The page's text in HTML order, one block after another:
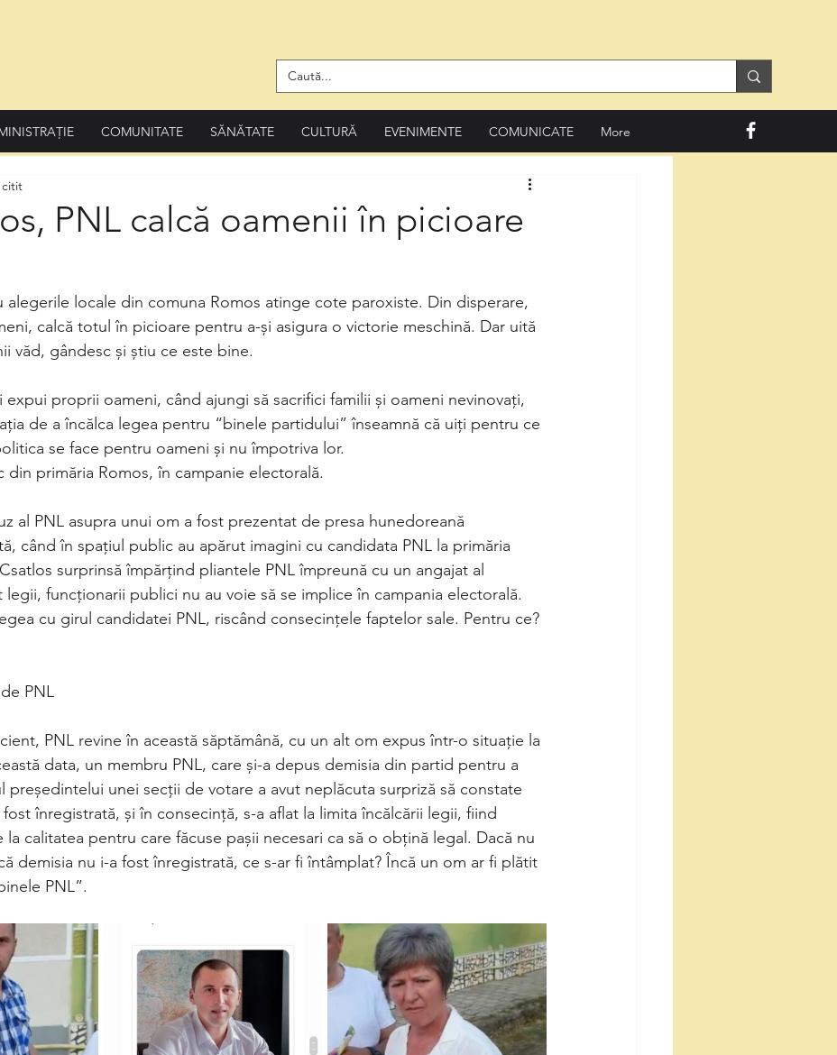
COMUNITATE SĂNĂTATE CULTURĂ EVENIMENTE COMUNICATE More
PNL calcă oamenii în picioare
citit
alegerile locale din comuna Romos atinge cote paroxiste. Din disperare,
calcă totul în picioare pentru a-și asigura o victorie meschină. Dar uită
văd, gândesc și știu ce este bine.
expui proprii oameni, când ajungi să sacrifici familii și oameni nevinovați,
de a încălca legea pentru “binele partidului” înseamnă că uiți pentru ce
se face pentru oameni și nu împotriva lor.
din primăria Romos, în campanie electorală.
al PNL asupra unui om a fost prezentat de presa hunedoreană
când în spațiul public au apărut imagini cu candidata PNL la primăria
surprinsă împărțind pliantele PNL împreună cu un angajat al
funcționarii publici nu au voie să se implice în campania electorală.
cu girul candidatei PNL, riscând consecințele faptelor sale. Pentru ce?
PNL
PNL revine în această săptămână, cu un alt om expus într-o situație la
data, un membru PNL, care și-a depus demisia din partid pentru a
președintelui unei secții de votare a avut neplăcuta surpriză să constate
înregistrată, și în consecință, s-a aflat la limita încălcării legii, fiind
la calitatea pentru care făcuse pașii necesari ca să o obțină legal. Dacă nu
demisia nu i-a fost înregistrată, ce s-ar fi întâmplat? Încă un om ar fi plătit
PNL”.